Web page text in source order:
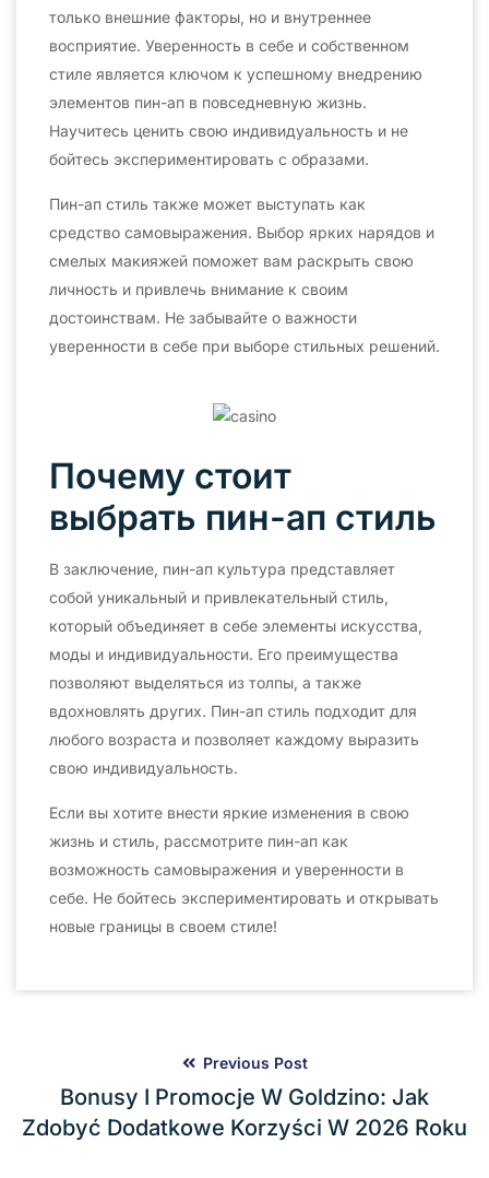
только внешние факторы, но и внутреннее
восприятие. Уверенность в себе и собственном
стиле является ключом к успешному внедрению
элементов пин-ап в повседневную жизнь.
Научитесь ценить свою индивидуальность и не
бойтесь экспериментировать с образами.
Пин-ап стиль также может выступать как
средство самовыражения. Выбор ярких нарядов и
смелых макияжей поможет вам раскрыть свою
личность и привлечь внимание к своим
достоинствам. Не забывайте о важности
уверенности в себе при выборе стильных решений.
Почему стоит
выбрать пин-ап стиль
В заключение, пин-ап культура представляет
собой уникальный и привлекательный стиль,
который объединяет в себе элементы искусства,
моды и индивидуальности. Его преимущества
позволяют выделяться из толпы, а также
вдохновлять других. Пин-ап стиль подходит для
любого возраста и позволяет каждому выразить
свою индивидуальность.
Если вы хотите внести яркие изменения в свою
жизнь и стиль, рассмотрите пин-ап как
возможность самовыражения и уверенности в
себе. Не бойтесь экспериментировать и открывать
новые границы в своем стиле!
Previous Post
Bonusy I Promocje W Goldzino: Jak
Zdobyć Dodatkowe Korzyści W 2026 Roku